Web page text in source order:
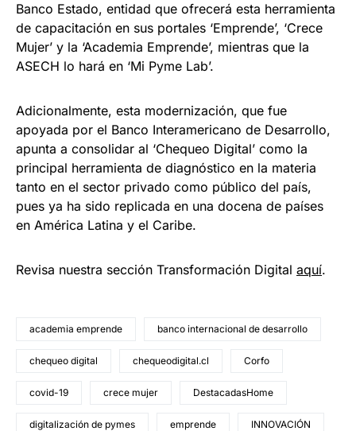
Banco Estado, entidad que ofrecerá esta herramienta
de capacitación en sus portales ‘Emprende’, ‘Crece
Mujer’ y la ‘Academia Emprende’, mientras que la
ASECH lo hará en ‘Mi Pyme Lab’.
Adicionalmente, esta modernización, que fue
apoyada por el Banco Interamericano de Desarrollo,
apunta a consolidar al ‘Chequeo Digital’ como la
principal herramienta de diagnóstico en la materia
tanto en el sector privado como público del país,
pues ya ha sido replicada en una docena de países
en América Latina y el Caribe.
Revisa nuestra sección Transformación Digital aquí.
academia emprende banco internacional de desarrollo
chequeo digital chequeodigital.cl Corfo
covid-19 crece mujer DestacadasHome
digitalización de pymes emprende INNOVACIÓN